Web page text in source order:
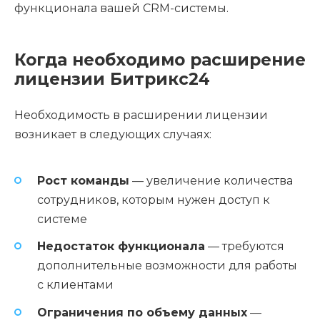
функционала вашей CRM-системы.
Когда необходимо расширение
лицензии Битрикс24
Необходимость в расширении лицензии
возникает в следующих случаях:
Рост команды — увеличение количества
сотрудников, которым нужен доступ к
системе
Недостаток функционала — требуются
дополнительные возможности для работы
с клиентами
Ограничения по объему данных —